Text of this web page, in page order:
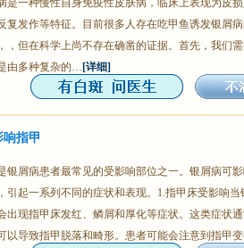
是一种慢性自身免疫性皮肤病，临床上表现为皮
复发作等特征。目前很多人存在吃甲鱼诱发银屑
，但在科学上尚不存在确凿的证据。首先，我们
由多种复杂的… [详细]
指甲
银屑病患者最常见的受影响部位之一。银屑病可
引起一系列不同的症状和表现。1.指甲床受影响当
出现指甲床发红、鳞屑和厚化等症状。这类症状
以导致指甲脱落和畸形。患者可能会注意到指甲